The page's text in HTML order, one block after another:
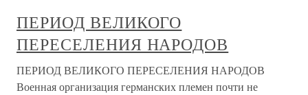
ПЕРИОД ВЕЛИКОГО
ПЕРЕСЕЛЕНИЯ НАРОДОВ
ПЕРИОД ВЕЛИКОГО ПЕРЕСЕЛЕНИЯ НАРОДОВ
Военная организация германских племен почти не